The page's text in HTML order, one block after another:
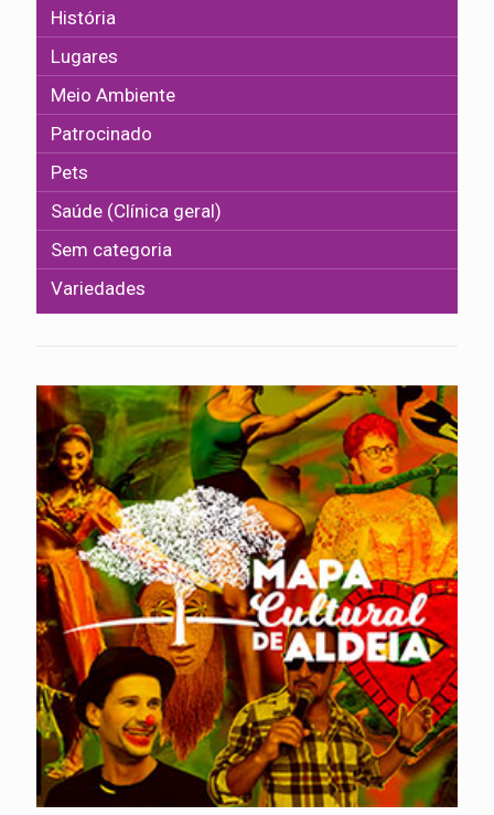
História
Lugares
Meio Ambiente
Patrocinado
Pets
Saúde (Clínica geral)
Sem categoria
Variedades